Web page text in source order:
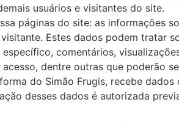
usuários e visitantes do site.
páginas do site: as informações
Estes dados podem tratar
comentários,
dentre outras que poderão
do Simão Frugis, recebe
desses dados é autorizada